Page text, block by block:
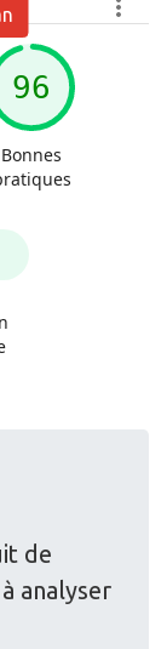
de
analyser